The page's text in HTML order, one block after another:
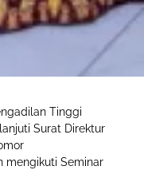
Tinggi
Surat Direktur
mengikuti Seminar